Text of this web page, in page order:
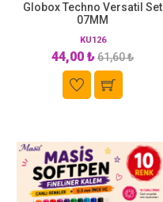
Globox Techno Versatil Set
07MM
KU126
44,00 ₺61,60 ₺